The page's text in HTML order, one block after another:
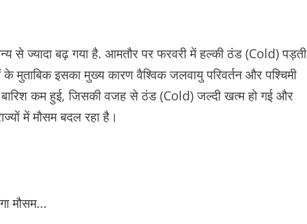
से ज्यादा बढ़ गया है. आमतौर पर फरवरी में हल्की ठंड (Cold) पड़ती
के मुताबिक इसका मुख्य कारण वैश्विक जलवायु परिवर्तन और पश्चिमी
कम हुई, जिसकी वजह से ठंड (Cold) जल्दी खत्म हो गई और
में मौसम बदल रहा है।